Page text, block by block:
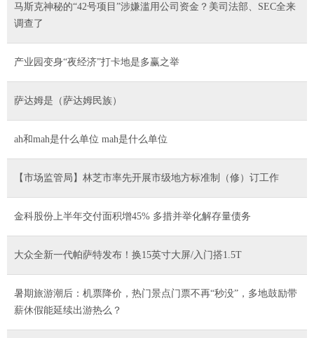
马斯克神秘的“42号项目”涉嫌滥用公司资金？美司法部、SEC全来
调查了
产业园变身“夜经济”打卡地是多赢之举
萨达姆是（萨达姆民族）
ah和mah是什么单位 mah是什么单位
【市场监管局】林芝市率先开展市级地方标准制（修）订工作
金科股份上半年交付面积增45% 多措并举化解存量债务
大众全新一代帕萨特发布！换15英寸大屏/入门搭1.5T
暑期旅游潮后：机票降价，热门景点门票不再“秒没”，多地鼓励带
薪休假能延续出游热么？